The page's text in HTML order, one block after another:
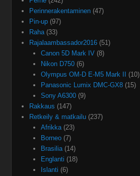
Perinnerakentaminen (47)
Pin-up (97)
Raha(33)
Rajalaambassador2016 (51)
Canon 5D Mark IV(8)
Nikon D750(6)
Olympus OM-D E-M5 Mark II
(10)
Panasonic Lumix DMC-GX8(15)
Sony A6300(9)
Rakkaus (147)
Retkeily & matkailu (237)
Afrikka(23)
Borneo(7)
Brasilia(14)
Englanti (18)
Islanti (6)